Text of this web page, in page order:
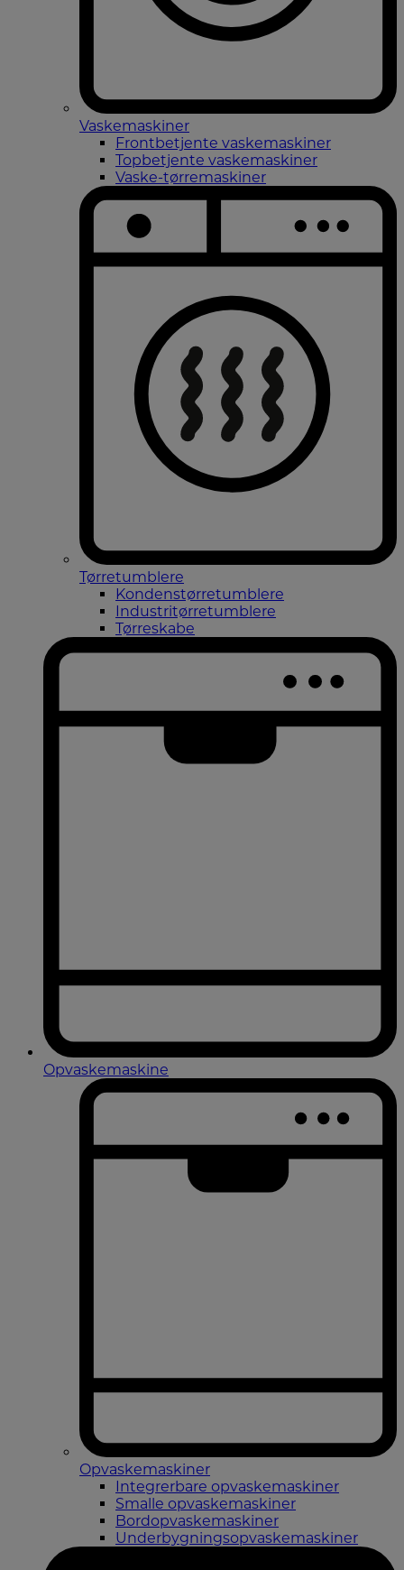
Vaskemaskiner
Frontbetjente vaskemaskiner
Topbetjente vaskemaskiner
Vaske-tørremaskiner
Tørretumblere
Kondenstørretumblere
Industritørretumblere
Tørreskabe
Opvaskemaskine
Opvaskemaskiner
Integrerbare opvaskemaskiner
Smalle opvaskemaskiner
Bordopvaskemaskiner
Underbygningsopvaskemaskiner